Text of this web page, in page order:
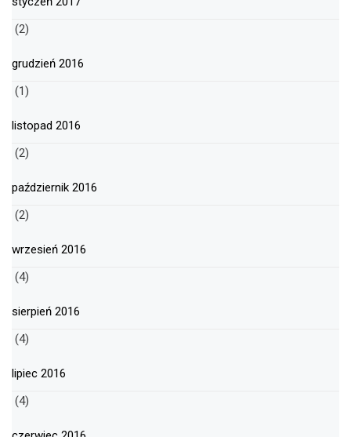
(2)
grudzień 2016
(1)
listopad 2016
(2)
październik 2016
(2)
wrzesień 2016
(4)
sierpień 2016
(4)
lipiec 2016
(4)